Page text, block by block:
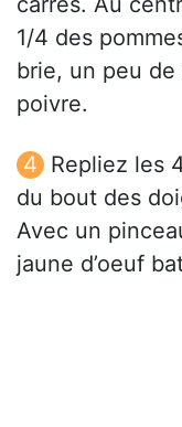
1/4 des
brie, un peu
poivre.
Repliez les
du bout des
Avec un
jaune d’oeuf